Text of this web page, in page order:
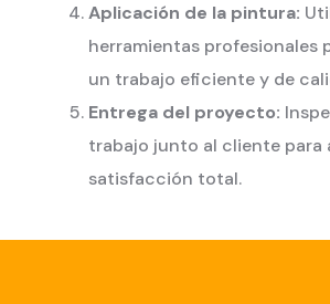
Aplicación de la pintura:
herramientas profesionales
un trabajo eficiente y de
Entrega del proyecto:
trabajo junto al cliente para
satisfacción total.